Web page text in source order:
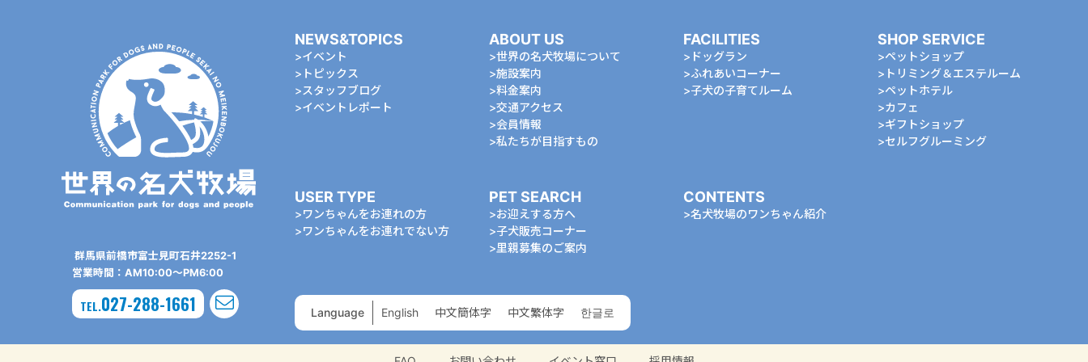
群⾺県前橋市富⼠⾒町⽯井2252-1
営業時間：AM10:00〜PM6:00
TEL.027-288-1661
NEWS&TOPICS
イベント
トピックス
スタッフブログ
イベントレポート
ABOUT US
世界の名犬牧場について
施設案内
料金案内
交通アクセス
会員情報
私たちが⽬指すもの
FACILITIES
ドッグラン
ふれあいコーナー
⼦⽝の⼦育てルーム
SHOP SERVICE
ペットショップ
トリミング＆エステルーム
ペットホテル
カフェ
ギフトショップ
セルフグルーミング
USER TYPE
ワンちゃんをお連れの⽅
ワンちゃんをお連れでない⽅
PET SEARCH
お迎えする⽅へ
⼦⽝販売コーナー
⾥親募集のご案内
CONTENTS
名⽝牧場のワンちゃん紹介
Language English 中⽂簡体字 中⽂繁体字 한글로